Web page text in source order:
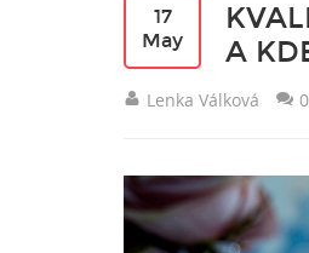
17
May
A
Lenka Válková